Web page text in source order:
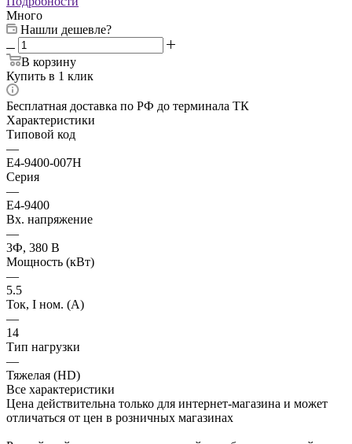
Много
Нашли дешевле?
В корзину
Купить в 1 клик
Бесплатная доставка по РФ до терминала ТК
Характеристики
Типовой код
—
E4-9400-007H
Серия
—
E4-9400
Вх. напряжение
—
3Ф, 380 В
Мощность (кВт)
—
5.5
Ток, I ном. (А)
—
14
Тип нагрузки
—
Тяжелая (HD)
Все характеристики
Цена действительна только для интернет-магазина и может
отличаться от цен в розничных магазинах